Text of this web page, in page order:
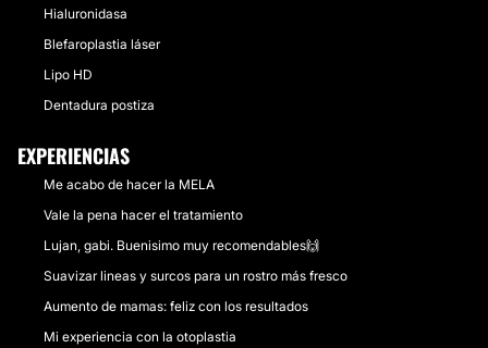
Hialuronidasa
Blefaroplastia láser
Lipo HD
Dentadura postiza
EXPERIENCIAS
Me acabo de hacer la MELA
Vale la pena hacer el tratamiento
Lujan, gabi. Buenisimo muy recomendables🙌
Suavizar lineas y surcos para un rostro más fresco
Aumento de mamas: feliz con los resultados
Mi experiencia con la otoplastia